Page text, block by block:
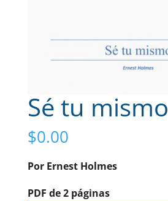
Sé tu mismo
$0.00
Por Ernest Holmes
PDF de 2 páginas